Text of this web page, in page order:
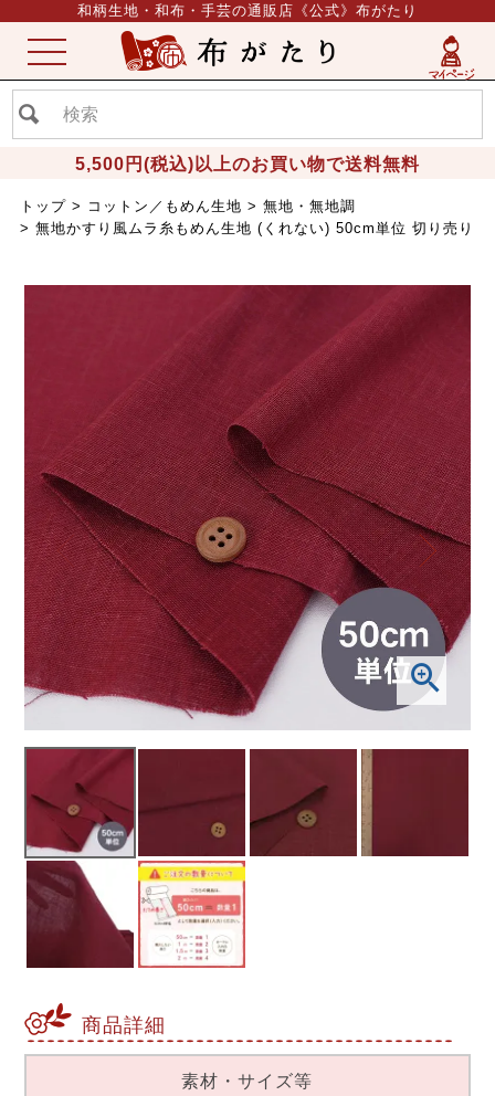
和柄生地・和布・手芸の通販店《公式》布がたり
5,500円(税込)以上のお買い物で送料無料
ME
NU
トップ コットン／もめん生地
無地・無地調
無地かすり風ムラ糸もめん生地 (くれない) 50cm単位 切り売り
商品詳細
素材・サイズ等